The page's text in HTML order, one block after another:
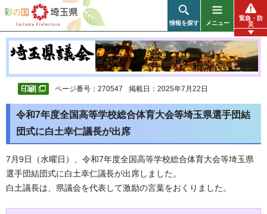
彩の国 埼玉県
情報を探す メニュー
緊急・防
災
ページ番号：270547 掲載日：2025年7月22日
令和7年度全国高等学校総合体育大会等埼玉県選手団結
団式に白土幸仁議長が出席
7月9日（水曜日）、令和7年度全国高等学校総合体育大会等埼玉県
選手団結団式に白土幸仁議長が出席しました。
白土議長は、県議会を代表して激励の言葉をおくりました。